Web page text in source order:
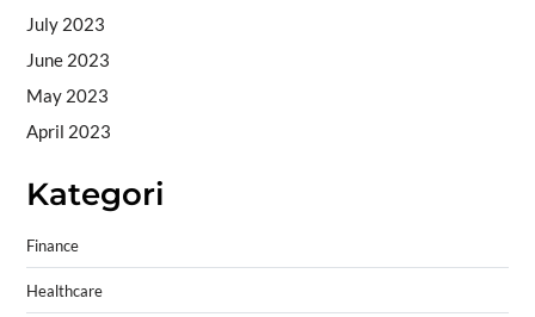
July 2023
June 2023
May 2023
April 2023
Kategori
Finance
Healthcare